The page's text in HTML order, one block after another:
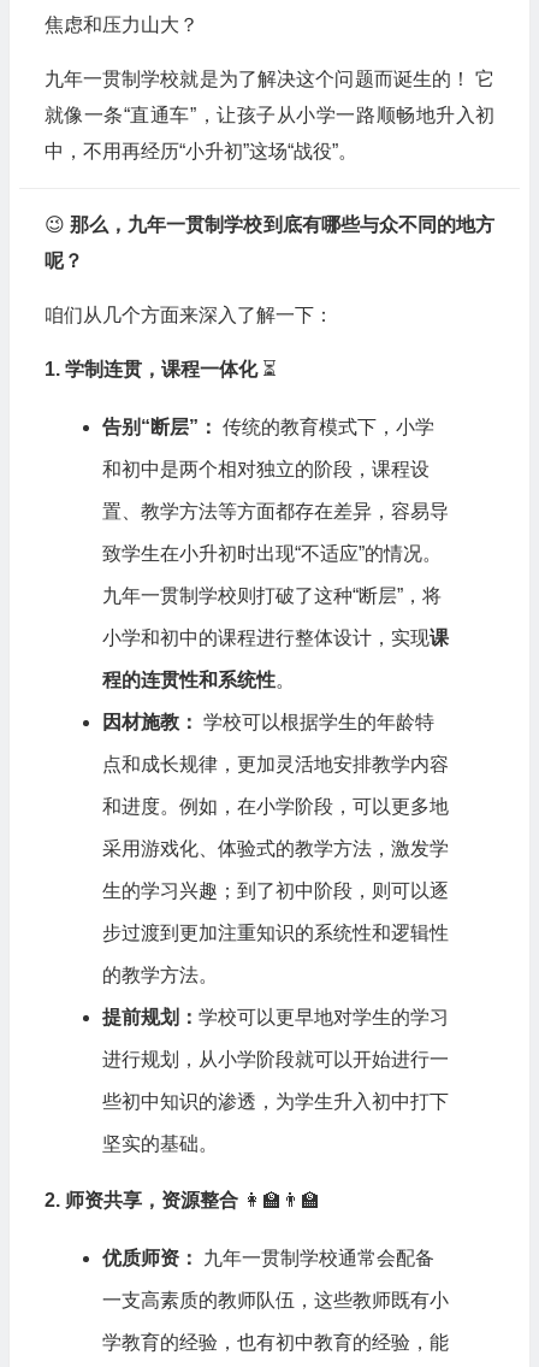
焦虑和压力山大？
九年一贯制学校就是为了解决这个问题而诞生的！ 它
就像一条“直通车”，让孩子从小学一路顺畅地升入初
中，不用再经历“小升初”这场“战役”。
😉 那么，九年一贯制学校到底有哪些与众不同的地方
呢？
咱们从几个方面来深入了解一下：
1. 学制连贯，课程一体化⏳
告别“断层”： 传统的教育模式下，小学
和初中是两个相对独立的阶段，课程设
置、教学方法等方面都存在差异，容易导
致学生在小升初时出现“不适应”的情况。
九年一贯制学校则打破了这种“断层”，将
小学和初中的课程进行整体设计，实现课
程的连贯性和系统性。
因材施教： 学校可以根据学生的年龄特
点和成长规律，更加灵活地安排教学内容
和进度。例如，在小学阶段，可以更多地
采用游戏化、体验式的教学方法，激发学
生的学习兴趣；到了初中阶段，则可以逐
步过渡到更加注重知识的系统性和逻辑性
的教学方法。
提前规划： 学校可以更早地对学生的学习
进行规划，从小学阶段就可以开始进行一
些初中知识的渗透，为学生升入初中打下
坚实的基础。
2. 师资共享，资源整合👩‍🏫👨‍🏫
优质师资： 九年一贯制学校通常会配备
一支高素质的教师队伍，这些教师既有小
学教育的经验，也有初中教育的经验，能